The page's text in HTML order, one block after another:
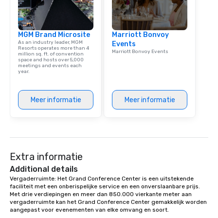
MGM Brand Microsite
As an industry leader, MGM
Resorts operates more than 4
million sq. ft. of convention
space and hosts over 5,000
meetings and events each
year.
Meer informatie
Marriott Bonvoy
Events
Marriott Bonvoy Events
Meer informatie
Extra informatie
Additional details
Vergaderruimte: Het Grand Conference Center is een uitstekende
faciliteit met een onberispelijke service en een onverslaanbare prijs.
Met drie verdiepingen en meer dan 850.000 vierkante meter aan
vergaderruimte kan het Grand Conference Center gemakkelijk worden
aangepast voor evenementen van elke omvang en soort.